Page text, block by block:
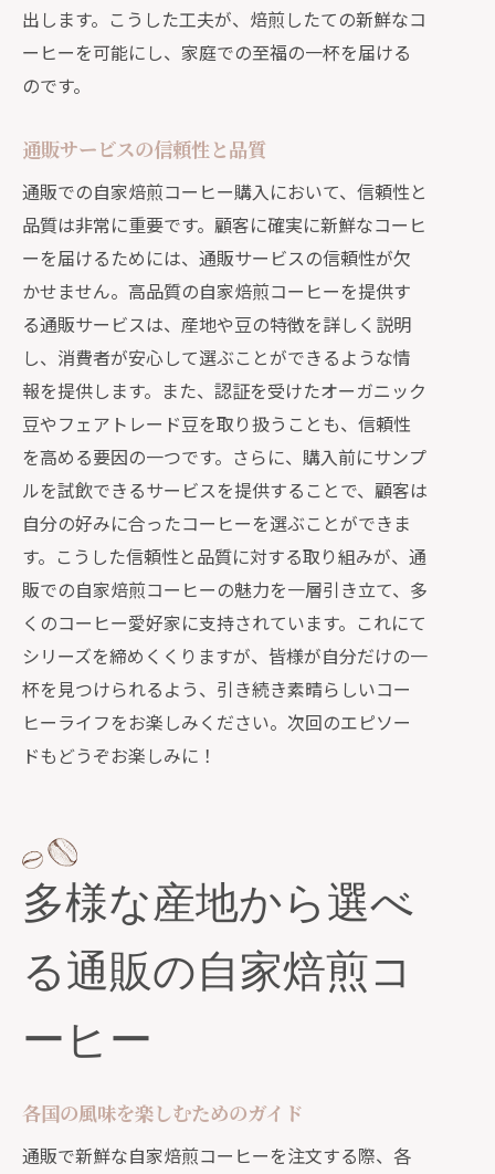
出します。こうした工夫が、焙煎したての新鮮なコ
ーヒーを可能にし、家庭での至福の一杯を届ける
のです。
通販サービスの信頼性と品質
通販での自家焙煎コーヒー購入において、信頼性と
品質は非常に重要です。顧客に確実に新鮮なコーヒ
ーを届けるためには、通販サービスの信頼性が欠
かせません。高品質の自家焙煎コーヒーを提供す
る通販サービスは、産地や豆の特徴を詳しく説明
し、消費者が安心して選ぶことができるような情
報を提供します。また、認証を受けたオーガニック
豆やフェアトレード豆を取り扱うことも、信頼性
を高める要因の一つです。さらに、購入前にサンプ
ルを試飲できるサービスを提供することで、顧客は
自分の好みに合ったコーヒーを選ぶことができま
す。こうした信頼性と品質に対する取り組みが、通
販での自家焙煎コーヒーの魅力を一層引き立て、多
くのコーヒー愛好家に支持されています。これにて
シリーズを締めくくりますが、皆様が自分だけの一
杯を見つけられるよう、引き続き素晴らしいコー
ヒーライフをお楽しみください。次回のエピソー
ドもどうぞお楽しみに！
多様な産地から選べ
る通販の自家焙煎コ
ーヒー
各国の風味を楽しむためのガイド
通販で新鮮な自家焙煎コーヒーを注文する際、各